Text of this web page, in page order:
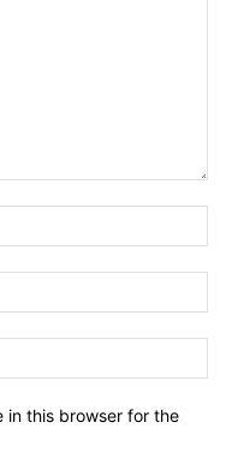
in this browser for the